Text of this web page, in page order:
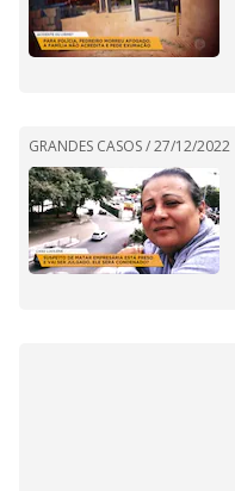
GRANDES CASOS /27/12/2022